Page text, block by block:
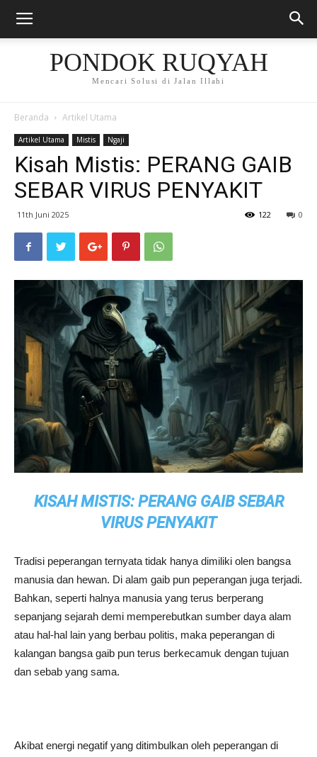
PONDOK RUQYAH
Mencari Solusi di Jalan Illahi
Beranda Artikel Utama
Artikel Utama Mistis Ngaji
Kisah Mistis: PERANG GAIB
SEBAR VIRUS PENYAKIT
11th Juni 2025 0
122
KISAH MISTIS: PERANG GAIB SEBAR
VIRUS PENYAKIT
Tradisi peperangan ternyata tidak hanya dimiliki olen bangsa
manusia dan hewan. Di alam gaib pun peperangan juga terjadi.
Bahkan, seperti halnya manusia yang terus berperang
sepanjang sejarah demi memperebutkan sumber daya alam
atau hal-hal lain yang berbau politis, maka peperangan di
kalangan bangsa gaib pun terus berkecamuk dengan tujuan
dan sebab yang sama.
Akibat energi negatif yang ditimbulkan oleh peperangan di